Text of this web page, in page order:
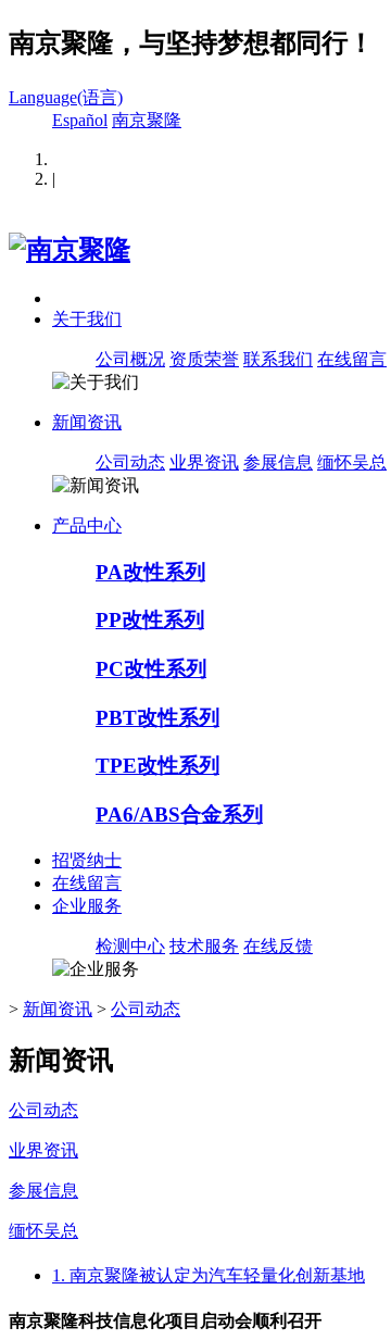
南京聚隆，与坚持梦想都同行！
Language(语言)
Español 南京聚隆
|
关于我们
公司概况 资质荣誉 联系我们 在线留言
新闻资讯
公司动态 业界资讯 参展信息 缅怀吴总
产品中心
PA改性系列
PP改性系列
PC改性系列
PBT改性系列
TPE改性系列
PA6/ABS合金系列
招贤纳士
在线留言
企业服务
检测中心 技术服务 在线反馈
> 新闻资讯 > 公司动态
新闻资讯
公司动态
业界资讯
参展信息
缅怀吴总
1. 南京聚隆被认定为汽车轻量化创新基地
南京聚隆科技信息化项目启动会顺利召开